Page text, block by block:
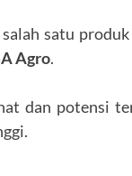
salah satu
Agro.
dan potensi